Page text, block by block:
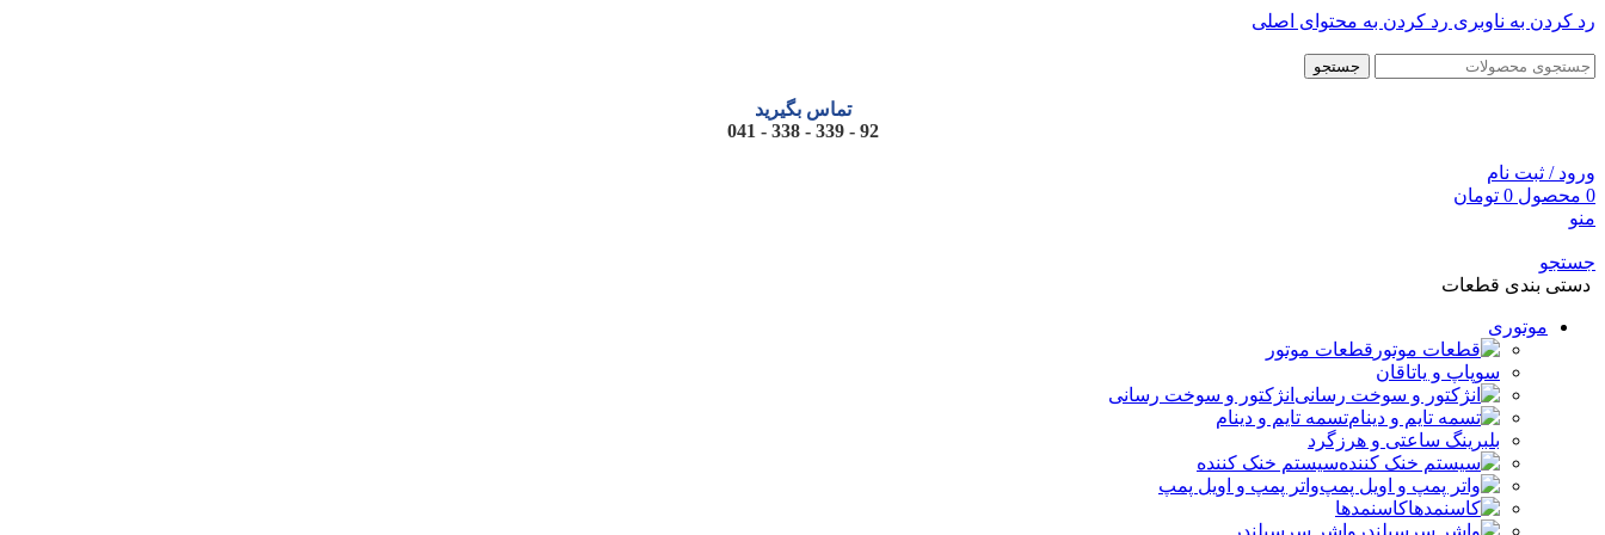
رد کردن به ناوبری رد کردن به محتوای اصلی
جستجو
تماس بگیرید
92 - 339 - 338 - 041
ورود / ثبت نام
0 محصول 0 تومان
منو
جستجو
دستی بندی قطعات
موتوری
قطعات موتور
سوپاپ و یاتاقان
انژکتور و سوخت رسانی
تسمه تایم و دینام
بلبرینگ ساعتی و هرزگرد
سیستم خنک کننده
واتر پمپ و اویل پمپ
کاسنمدها
واشر سرسیلندر